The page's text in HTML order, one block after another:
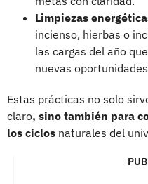
Limpiezas
incienso, hierbas o
las cargas del año
nuevas
Estas prácticas no solo
claro, sino también para
los ciclos naturales del